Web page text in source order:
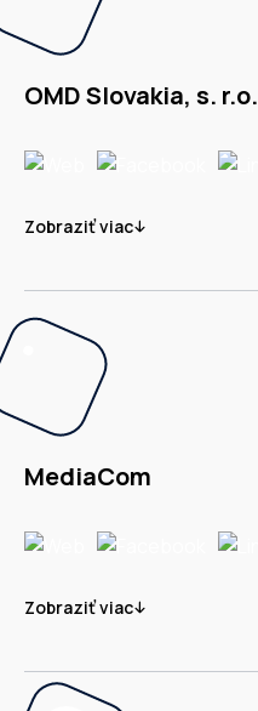
OMD Slovakia, s. r.o.
Zobraziť viac
MediaCom
Zobraziť viac